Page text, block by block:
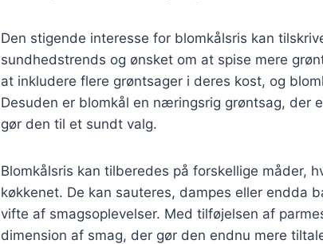
Den stigende interesse for blomkålsris kan
sundhedstrends og ønsket om at spise mere
at inkludere flere grøntsager i deres kost, og
Desuden er blomkål en næringsrig grøntsag, der
gør den til et sundt valg.
Blomkålsris kan tilberedes på forskellige måder,
køkkenet. De kan sauteres, dampes eller endda
vifte af smagsoplevelser. Med tilføjelsen af
dimension af smag, der gør den endnu mere